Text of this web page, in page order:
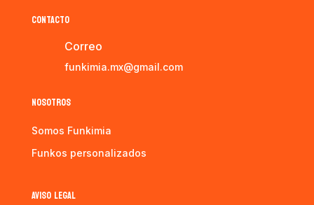
CONTACTO
Correo
funkimia.mx@gmail.com
NOSOTROS
Somos Funkimia
Funkos personalizados
AVISO LEGAL